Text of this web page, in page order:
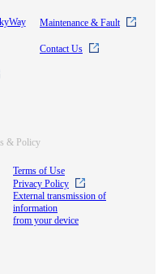
Maintenance & Fault
Contact Us
& Policy
Terms of Use
Privacy Policy
External transmission of
information
from your device